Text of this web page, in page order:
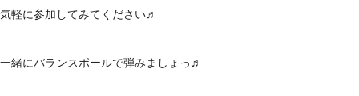
気軽に参加してみてください♬
一緒にバランスボールで弾みましょっ♬